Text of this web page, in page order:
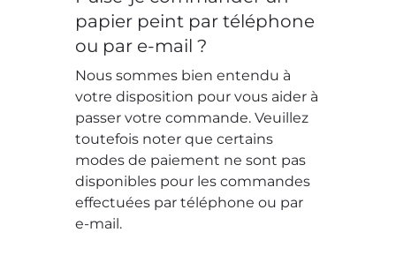
papier peint par téléphone
ou par e-mail ?
Nous sommes bien entendu à
votre disposition pour vous aider à
passer votre commande. Veuillez
toutefois noter que certains
modes de paiement ne sont pas
disponibles pour les commandes
effectuées par téléphone ou par
e-mail.